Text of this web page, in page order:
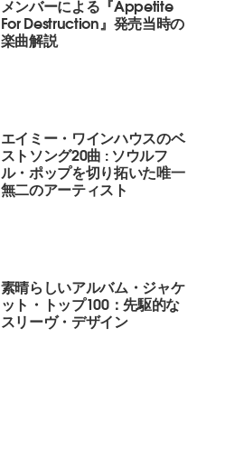
メンバーによる『Appetite
For Destruction』発売当時の
楽曲解説
エイミー・ワインハウスのベ
ストソング20曲 : ソウルフ
ル・ポップを切り拓いた唯一
無二のアーティスト
素晴らしいアルバム・ジャケ
ット・トップ100：先駆的な
スリーヴ・デザイン